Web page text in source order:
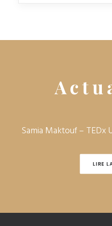
Samia Maktouf – TEDx
LIRE